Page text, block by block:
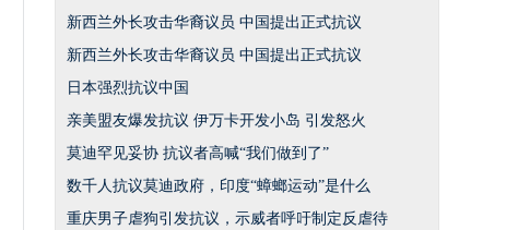
新西兰外长攻击华裔议员 中国提出正式抗议
新西兰外长攻击华裔议员 中国提出正式抗议
日本强烈抗议中国
亲美盟友爆发抗议 伊万卡开发小岛 引发怒火
莫迪罕见妥协 抗议者高喊“我们做到了”
数千人抗议莫迪政府，印度“蟑螂运动”是什么
重庆男子虐狗引发抗议，示威者呼吁制定反虐待